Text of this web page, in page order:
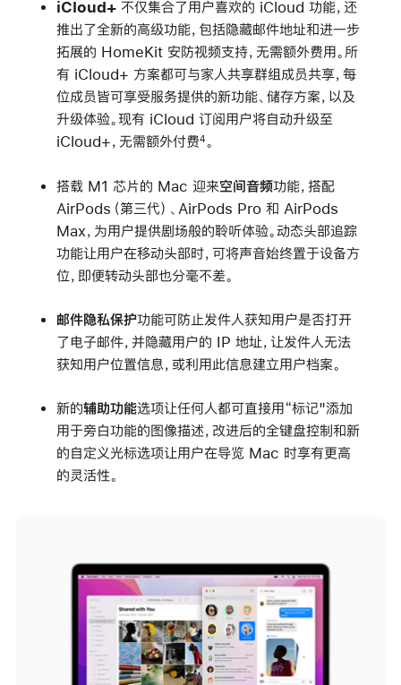
iCloud+ 不仅集合了用户喜欢的 iCloud 功能，还
推出了全新的高级功能，包括隐藏邮件地址和进一步
拓展的 HomeKit 安防视频支持，无需额外费用。所
有 iCloud+ 方案都可与家人共享群组成员共享，每
位成员皆可享受服务提供的新功能、储存方案，以及
升级体验。现有 iCloud 订阅用户将自动升级至
iCloud+，无需额外付费4 。
搭载 M1 芯片的 Mac 迎来空间音频功能，搭配
AirPods（第三代）、AirPods Pro 和 AirPods
Max，为用户提供剧场般的聆听体验。动态头部追踪
功能让用户在移动头部时，可将声音始终置于设备方
位，即便转动头部也分毫不差。
邮件隐私保护功能可防止发件人获知用户是否打开
了电子邮件，并隐藏用户的 IP 地址，让发件人无法
获知用户位置信息，或利用此信息建立用户档案。
新的辅助功能选项让任何人都可直接用“标记"添加
用于旁白功能的图像描述，改进后的全键盘控制和新
的自定义光标选项让用户在导览 Mac 时享有更高
的灵活性。